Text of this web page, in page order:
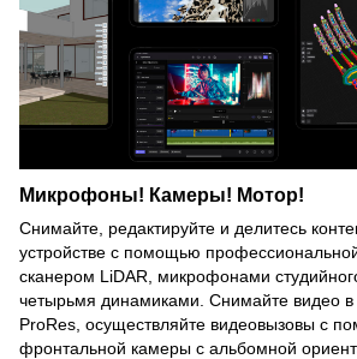
Микрофоны! Камеры! Мотор!
Снимайте, редактируйте и делитесь
устройстве с помощью
сканером LiDAR, микрофонами
четырьмя динамиками. Снимайте видео
ProRes, осуществляйте видеовызовы с
фронтальной камеры с альбомной